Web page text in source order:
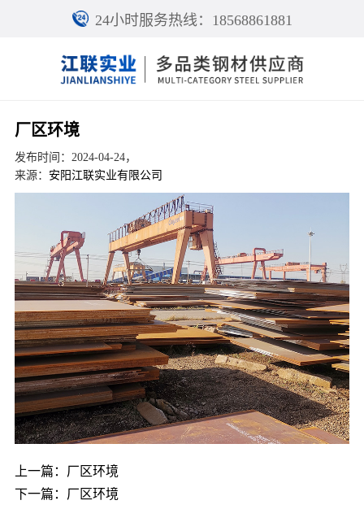
24小时服务热线：18568861881
厂区环境
发布时间：2024-04-24，
来源： 安阳江联实业有限公司
上一篇： 厂区环境
下一篇： 厂区环境